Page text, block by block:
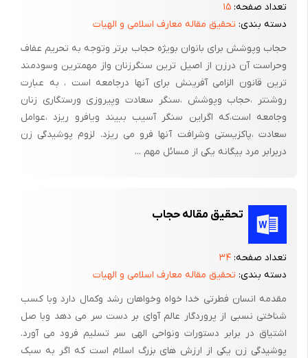
چادر های سیاه بپوشند و پیچه بزنند، و این عادت کم کم به سایر بلاد
از جمله تبریز و تهران سرایت کرد، و بعدها(در عهدآتاترک) کشف حجاب
نیز از 1924 م( 1343 ه) به بعد در اسلامبول معمول شد و بعد به
تهران راه یافت».
بدین روی، پرده پوشی سختی که در میان خانواده ها در کشورهای
مسلمان دیده می شود، بازده بدگمانی مرد از زن و خودکامی او است، نه
پیروی از آیات قرآن و قانون.
پانویس
648 3- عبدالله رازی، تاریخ کامل ایران، شرکت اقبال،
1341
Abdu Rahmani,Doi,Woman in sharia,lahore,1996
تعداد صفحه: ۱۵
دسته بندی: تحقیق مقاله معارف اسلامی و الهیات
حجاب وپوشش برای بانوان بویژه حجاب برتر وتوجه به تحریم عفاف
وحراست آن درزن از اصیل ترین سنگرزنان واز مهمترین وسودمند
ترین قانون الزامی آفرینش برای آنها درجامعه است ، به عبارت
روشنتر ،حجاب وپوشش ،سنگر سعادت وپیروزی ورستگاری زنان
وجامعه است،که اگراین سنگر آسیب ببیند ویافرو ریزد ،عوامل
سعادت ،پاکزیستی وشرافت آنها فرو می ریزد. لزوم پوشیدگی زن
دربرابر مرد بیگانه یکی از مسائل مهم ...
تحقیق مقاله حجاب
تعداد صفحه: ۳۴
دسته بندی: تحقیق مقاله معارف اسلامی و الهیات
مقدمه انسان فطرتی خدا خواه وخواهان رشد وکمال دارد وبا کسب
شناختی نسبی از پروردگار عالم آوای بر دست سر می دهد وبا صل
اشتیاق در برابر دستورات ونواحی الهی سر تسلیم فرود می آورد.
پوشیدگی زن یکی از ارزش های بزرگ اسلام است که اگر به سبک